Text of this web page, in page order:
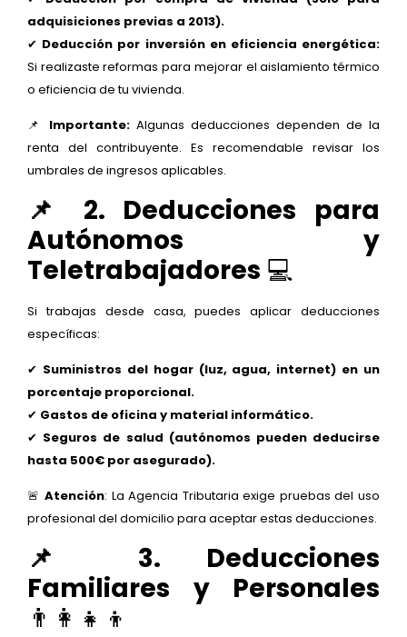
adquisiciones previas a 2013).
✔ Deducción por inversión en eficiencia energética:
Si realizaste reformas para mejorar el aislamiento térmico
o eficiencia de tu vivienda.
📌 Importante: Algunas deducciones dependen de la
renta del contribuyente. Es recomendable revisar los
umbrales de ingresos aplicables.
📌 2. Deducciones para
Autónomos y
Teletrabajadores 💻
Si trabajas desde casa, puedes aplicar deducciones
específicas:
✔ Suministros del hogar (luz, agua, internet) en un
porcentaje proporcional.
✔ Gastos de oficina y material informático.
✔ Seguros de salud (autónomos pueden deducirse
hasta 500€ por asegurado).
🚨Atención: La Agencia Tributaria exige pruebas del uso
profesional del domicilio para aceptar estas deducciones.
📌 3. Deducciones
Familiares y Personales
👨‍👩‍👧‍👦